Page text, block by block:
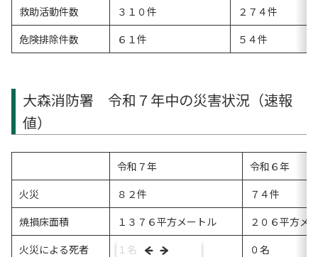
救助活動件数
３１０件
２７４件
危険排除件数
６１件 ５４件
大森消防署 令和７年中の災害状況（速報
値）
令和７年
令和６年
火災
８２件
７４件
焼損床面積
１３７６平方メートル
２０６平方メ
火災による死者
１名 ０名